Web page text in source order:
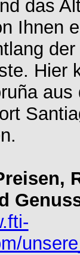
das
Ihnen
Hier
aus